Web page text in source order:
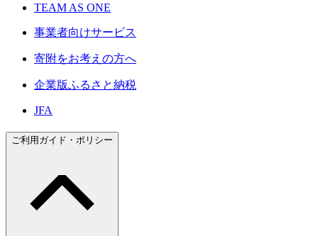
TEAM AS ONE
事業者向けサービス
寄附をお考えの方へ
企業版ふるさと納税
JFA
ご利用ガイド・ポリシー